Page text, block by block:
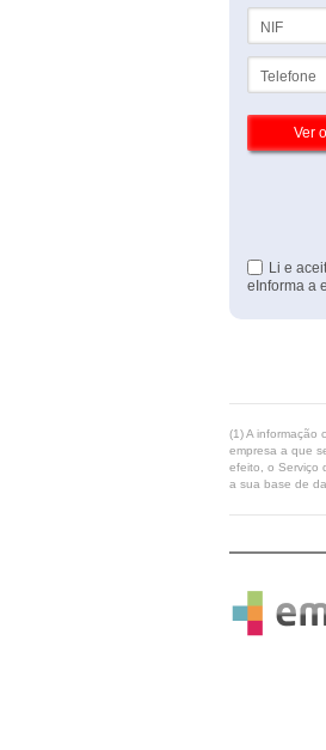
Li e
eInforma a
(1) A informação
empresa a que
efeito, o Serviço
a sua base de